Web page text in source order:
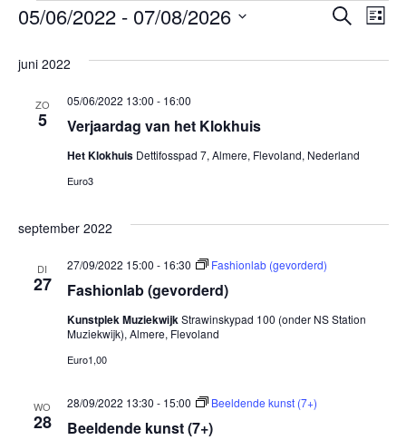
Zoeken
Lijst
05/06/2022 - 07/08/2026
datum.
juni 2022
ZO
5 Verjaardag van het Klokhuis
05/06/2022 13:00 - 16:00
Het Klokhuis Dettifosspad 7, Almere, Flevoland, Nederland
Euro3
september 2022
DI
27 Fashionlab (gevorderd)
27/09/2022 15:00 - 16:30 Fashionlab (gevorderd)
Kunstplek MuziekwijkStrawinskypad 100 (onder NS Station
Muziekwijk), Almere, Flevoland
Euro1,00
WO
28 Beeldende kunst (7+)
28/09/2022 13:30 - 15:00 Beeldende kunst (7+)